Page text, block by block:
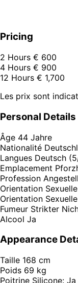
Pricing
2 Hours € 600
4 Hours € 900
12 Hours € 1,700
Les prix sont
Personal Details
Âge 44 Jahre
Nationalité
Langues Deutsch
Emplacement
Profession
Orientation Sexuelle
Orientation Sexuelle
Fumeur Strikter
Alcool Ja
Appearance
Taille 168 cm
Poids 69 kg
Poitrine Silicone: Ja